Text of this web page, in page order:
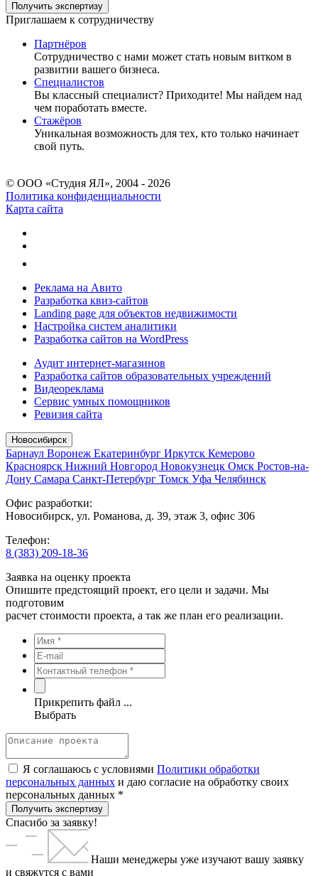
Приглашаем к сотрудничеству
Партнёров
Сотрудничество c нами может стать новым витком в
развитии вашего бизнеса.
Специалистов
Вы классный специалист? Приходите! Мы найдем над
чем поработать вместе.
Стажёров
Уникальная возможность для тех, кто только начинает
свой путь.
© ООО «Студия ЯЛ», 2004 - 2026
Политика конфиденциальности
Карта сайта
Реклама на Авито
Разработка квиз-сайтов
Landing page для объектов недвижимости
Настройка систем аналитики
Разработка сайтов на WordPress
Аудит интернет-магазинов
Разработка сайтов образовательных учреждений
Видеореклама
Сервис умных помощников
Ревизия сайта
Новосибирск
Барнаул Воронеж Екатеринбург Иркутск Кемерово
Красноярск Нижний Новгород Новокузнецк Омск Ростов-на-
Дону Самара Санкт-Петербург Томск Уфа Челябинск
Офис разработки:
Новосибирск, ул. Романова, д. 39, этаж 3, офис 306
Телефон:
8 (383) 209-18-36
Заявка на оценку проекта
Опишите предстоящий проект, его цели и задачи. Мы
подготовим
расчет стоимости проекта, а так же план его реализации.
Прикрепить файл ...
Выбрать
Я соглашаюсь с условиями Политики обработки
персональных данных и даю согласие на обработку своих
персональных данных *
Получить экспертизу
Спасибо за заявку!
Наши менеджеры уже изучают вашу заявку
и свяжутся с вами